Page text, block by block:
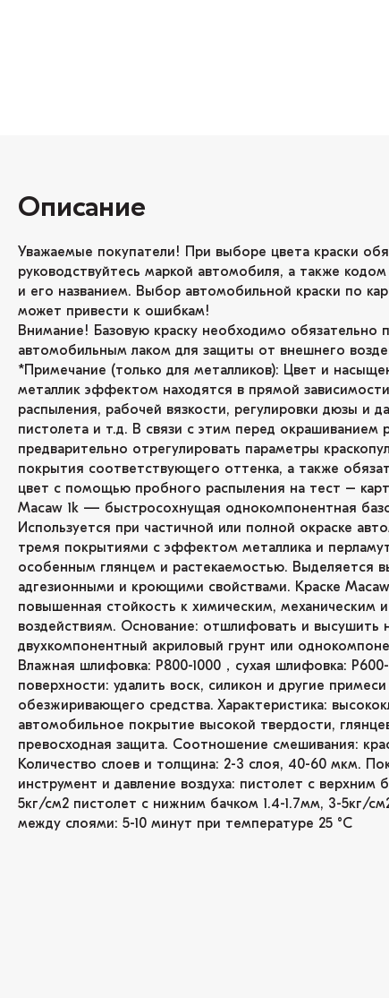
Описание
Уважаемые покупатели! При выборе цвета краски
руководствуйтесь маркой автомобиля, а также
и его названием. Выбор автомобильной краски по
может привести к ошибкам!
Внимание! Базовую краску необходимо обязательно
автомобильным лаком для защиты от внешнего
*Примечание (только для металликов): Цвет и
металлик эффектом находятся в прямой
распыления, рабочей вязкости, регулировки дюзы и
пистолета и т.д. В связи с этим перед окрашиванием
предварительно отрегулировать параметры
покрытия соответствующего оттенка, а также
цвет с помощью пробного распыления на тест –
Macaw 1k — быстросохнущая однокомпонентная
Используется при частичной или полной окраске
тремя покрытиями с эффектом металлика и
особенным глянцем и растекаемостью. Выделяется
адгезионными и кроющими свойствами. Краске
повышенная стойкость к химическим, механическим
воздействиям. Основание: отшлифовать и высушить
двухкомпонентный акриловый грунт или
Влажная шлифовка: P800-1000，сухая шлифовка:
поверхности: удалить воск, силикон и другие
обезжиривающего средства. Характеристика:
автомобильное покрытие высокой твердости,
превосходная защита. Соотношение смешивания:
Количество слоев и толщина: 2-3 слоя, 40-60 мкм.
инструмент и давление воздуха: пистолет с верхним
5кг/см2 пистолет с нижним бачком 1.4-1.7мм, 3-5кг/
между слоями: 5-10 минут при температуре 25 °C